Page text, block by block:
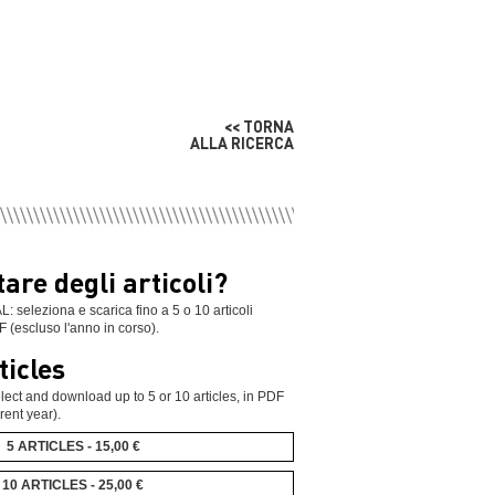
<< TORNA
ALLA RICERCA
degli articoli?
seleziona e scarica fino a 5 o 10 articoli
(escluso l'anno in corso).
and download up to 5 or 10 articles, in PDF
year).
5 ARTICLES - 15,00 €
10 ARTICLES - 25,00 €